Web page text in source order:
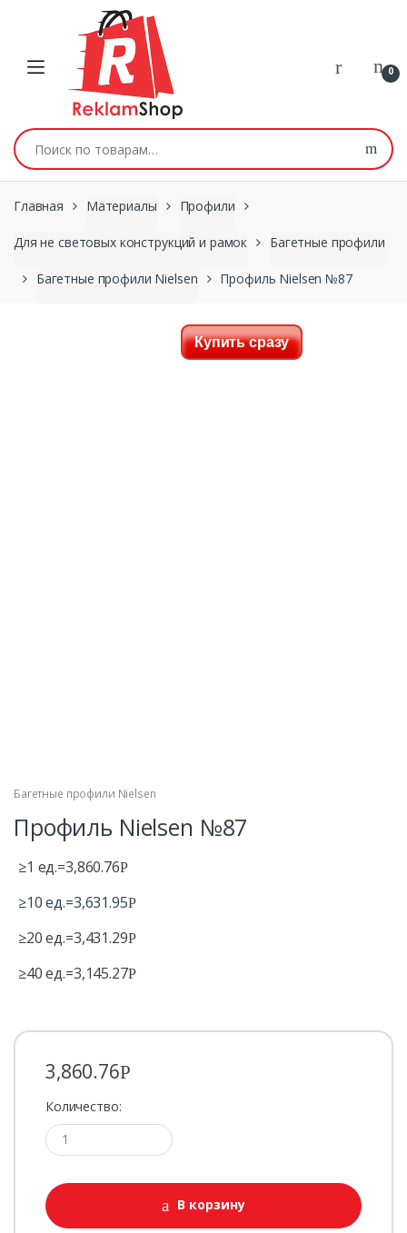
Перейти к навигации
0
Искать:
Главная Материалы Профили
Для не световых конструкций и рамок Багетные профили
Багетные профили Nielsen Профиль Nielsen №87
Купить сразу
Багетные профили Nielsen
Профиль Nielsen №87
≥1 ед.=3,860.76Р
≥10 ед.=3,631.95Р
≥20 ед.=3,431.29Р
≥40 ед.=3,145.27Р
3,860.76Р
Количество:
В корзину